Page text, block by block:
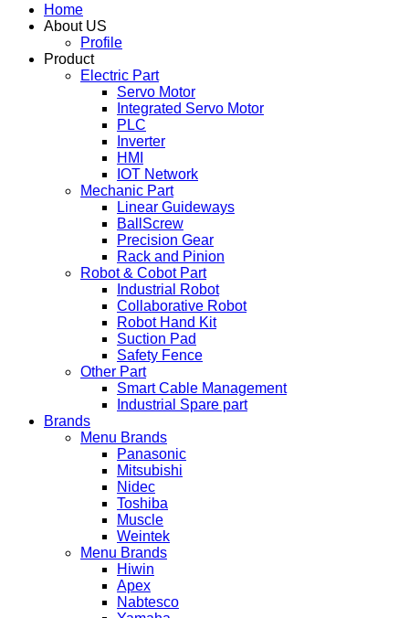
Home
About US
Profile
Product
Electric Part
Servo Motor
Integrated Servo Motor
PLC
Inverter
HMI
IOT Network
Mechanic Part
Linear Guideways
BallScrew
Precision Gear
Rack and Pinion
Robot & Cobot Part
Industrial Robot
Collaborative Robot
Robot Hand Kit
Suction Pad
Safety Fence
Other Part
Smart Cable Management
Industrial Spare part
Brands
Menu Brands
Panasonic
Mitsubishi
Nidec
Toshiba
Muscle
Weintek
Menu Brands
Hiwin
Apex
Nabtesco